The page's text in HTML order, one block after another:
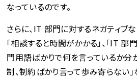
なっているのです。
さらに、IT 部門に対するネガティブ
「相談すると時間がかかる」、「IT 部
門用語ばかりで何を言っているか分
制、制約ばかり言って歩み寄らない」